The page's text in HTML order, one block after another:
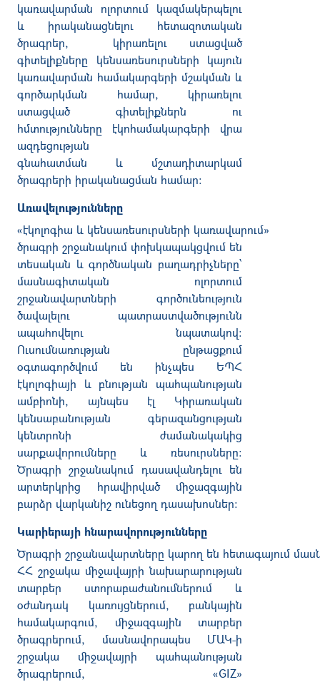
կառավարման ոլորտում կազմակերպելու
և իրականացնելու հետազոտական
ծրագրեր,
կիրառելու ստացված
գիտելիքները կենսառեսուրսների կայուն
կառավարման համակարգերի մշակման և
գործարկման համար, կիրառելու
ստացված գիտելիքներն ու
հմտությունները էկոհամակարգերի վրա
ազդեցության
գնահատման և մշտադիտարկամ
ծրագրերի իրականացման համար:
Առավելությունները
«էկոլոգիա և կենսառեսուրսների կառավարում»
ծրագրի շրջանակում փոխկապակցվում են
տեսական և գործնական բաղադրիչները՝
մասնագիտական ոլորտում
շրջանավարտների գործունեություն
ծավալելու պատրաստվածությունն
ապահովելու նպատակով:
Ուսումնառության ընթացքում
օգտագործվում են ինչպես ԵՊՀ
էկոլոգիայի և բնության պահպանության
ամբիոնի, այնպես էլ Կիրառական
կենսաբանության գերազանցության
կենտրոնի ժամանակակից
սարքավորումները և ռեսուրսները:
Ծրագրի շրջանակում դասավանդելու են
արտերկրից հրավիրված միջազգային
բարձր վարկանիշ ունեցող դասախոսներ:
Կարիերայի հնարավորությունները
Ծրագրի շրջանավարտները կարող են հետագայում
ՀՀ շրջակա միջավայրի նախարարության
տարբեր ստորաբաժանումներում և
օժանդակ կառույցներում, բանկային
համակարգում, միջազգային տարբեր
ծրագրերում, մասնավորապես ՄԱԿ-ի
շրջակա միջավայրի պահպանության
ծրագրերում, «GIZ»